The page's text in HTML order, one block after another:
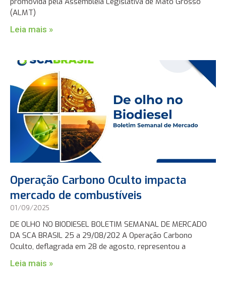
(ALMT)
Leia mais »
Operação Carbono Oculto impacta
mercado de combustíveis
01/09/2025
DE OLHO NO BIODIESEL BOLETIM SEMANAL DE MERCADO
DA SCA BRASIL 25 a 29/08/202 A Operação Carbono
Oculto, deflagrada em 28 de agosto, representou a
Leia mais »